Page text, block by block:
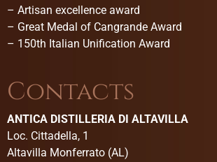
– Artisan excellence award
– Great Medal of Cangrande Award
– 150th Italian Unification Award
Contacts
ANTICA DISTILLERIA DI ALTAVILLA
Loc. Cittadella, 1
Altavilla Monferrato (AL)